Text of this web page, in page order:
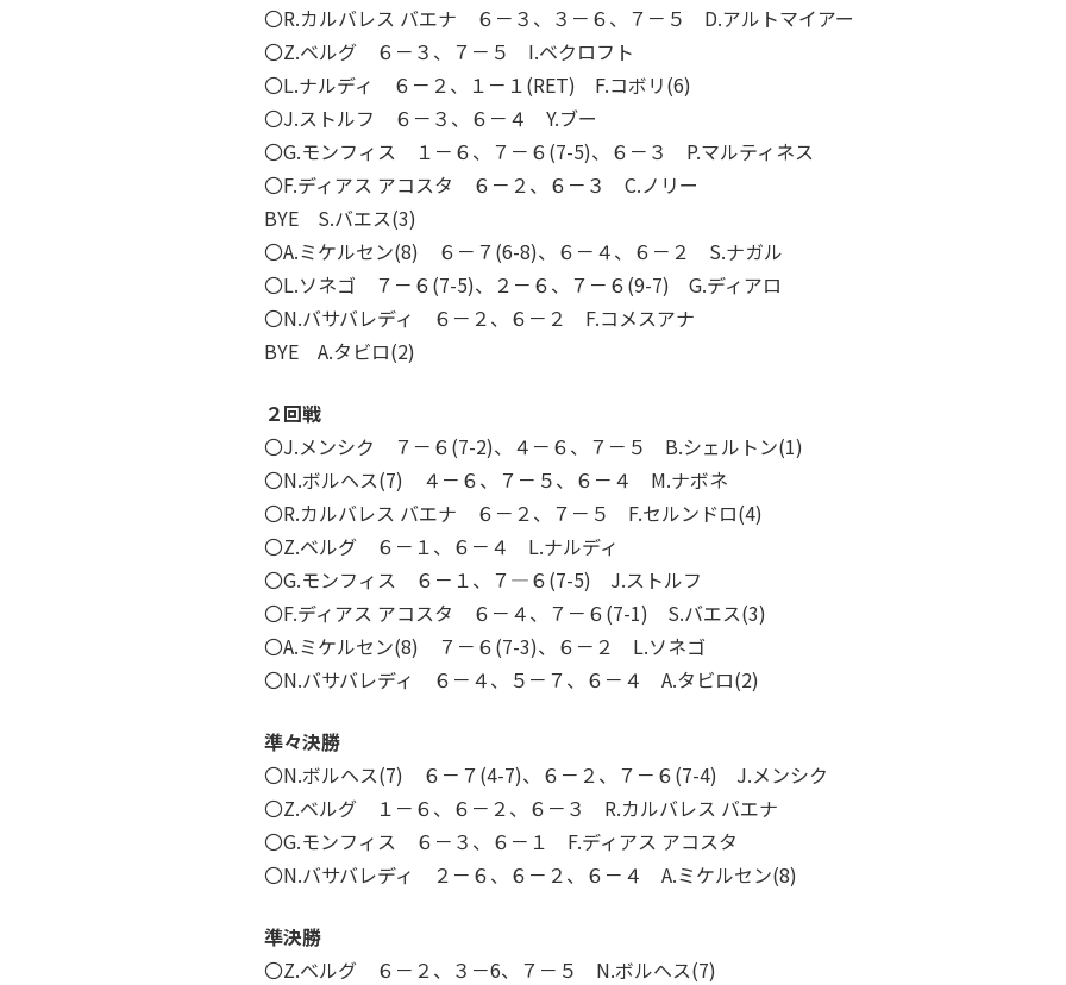
〇R.カルバレス バエナ ６－３、３－６、７－５ D.アルトマイアー
〇Z.ベルグ ６－３、７－５ I.ベクロフト
〇L.ナルディ ６－２、１－１(RET) F.コボリ(6)
〇J.ストルフ ６－３、６－４ Y.ブー
〇G.モンフィス １－６、７－６(7-5)、６－３ P.マルティネス
〇F.ディアス アコスタ ６－２、６－３ C.ノリー
BYE S.バエス(3)
〇A.ミケルセン(8) ６－７(6-8)、６－４、６－２ S.ナガル
〇L.ソネゴ ７－６(7-5)、２－６、７－６(9-7) G.ディアロ
〇N.バサバレディ ６－２、６－２ F.コメスアナ
BYE A.タビロ(2)
２回戦
〇J.メンシク ７－６(7-2)、４－６、７－５ B.シェルトン(1)
〇N.ボルヘス(7) ４－６、７－５、６－４ M.ナボネ
〇R.カルバレス バエナ ６－２、７－５ F.セルンドロ(4)
〇Z.ベルグ ６－１、６－４ L.ナルディ
〇G.モンフィス ６－１、７―６(7-5) J.ストルフ
〇F.ディアス アコスタ ６－４、７－６(7-1) S.バエス(3)
〇A.ミケルセン(8) ７－６(7-3)、６－２ L.ソネゴ
〇N.バサバレディ ６－４、５－７、６－４ A.タビロ(2)
準々決勝
〇N.ボルヘス(7) ６－７(4-7)、６－２、７－６(7-4) J.メンシク
〇Z.ベルグ １－６、６－２、６－３ R.カルバレス バエナ
〇G.モンフィス ６－３、６－１ F.ディアス アコスタ
〇N.バサバレディ ２－６、６－２、６－４ A.ミケルセン(8)
準決勝
〇Z.ベルグ ６－２、３－6、７－５ N.ボルヘス(7)